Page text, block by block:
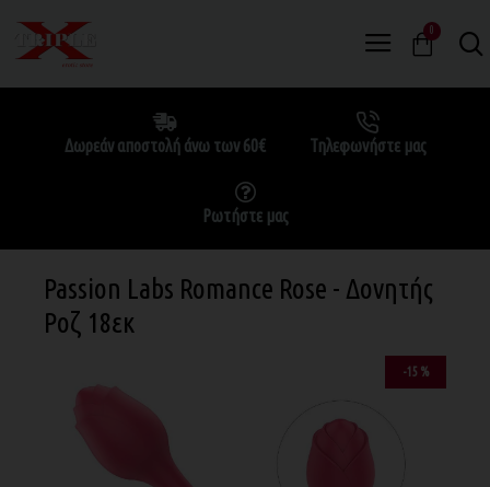
0
Δωρεάν αποστολή άνω των 60€ Τηλεφωνήστε μας
Ρωτήστε μας
Passion Labs Romance Rose - Δονητής
Ροζ 18εκ
-15 %